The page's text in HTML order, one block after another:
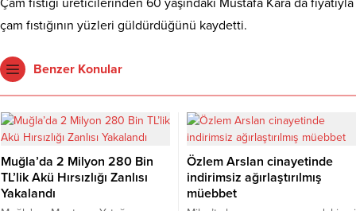
çam fıstığının yüzleri güldürdüğünü kaydetti.
Benzer Konular
Muğla’da 2 Milyon 280 Bin
TL’lik Akü Hırsızlığı Zanlısı
Yakalandı
Özlem Arslan cinayetinde
indirimsiz ağırlaştırılmış
müebbet